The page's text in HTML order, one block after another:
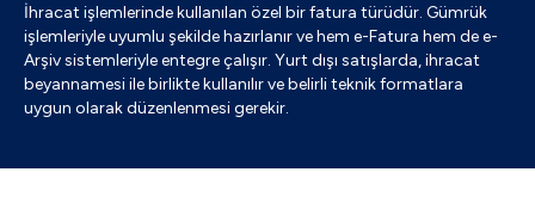
İhracat işlemlerinde kullanılan özel bir fatura türüdür. Gümrük
işlemleriyle uyumlu şekilde hazırlanır ve hem e-Fatura hem de e-
Arşiv sistemleriyle entegre çalışır. Yurt dışı satışlarda, ihracat
beyannamesi ile birlikte kullanılır ve belirli teknik formatlara
uygun olarak düzenlenmesi gerekir.